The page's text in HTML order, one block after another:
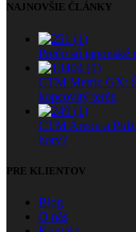
NAJNOVŠIE ČLÁNKY
Prečo sú japonské
CTM Metric GX:
kopcovitý terén
CTM Areon a
hory?
PRE KLIENTOV
Blog
O nás